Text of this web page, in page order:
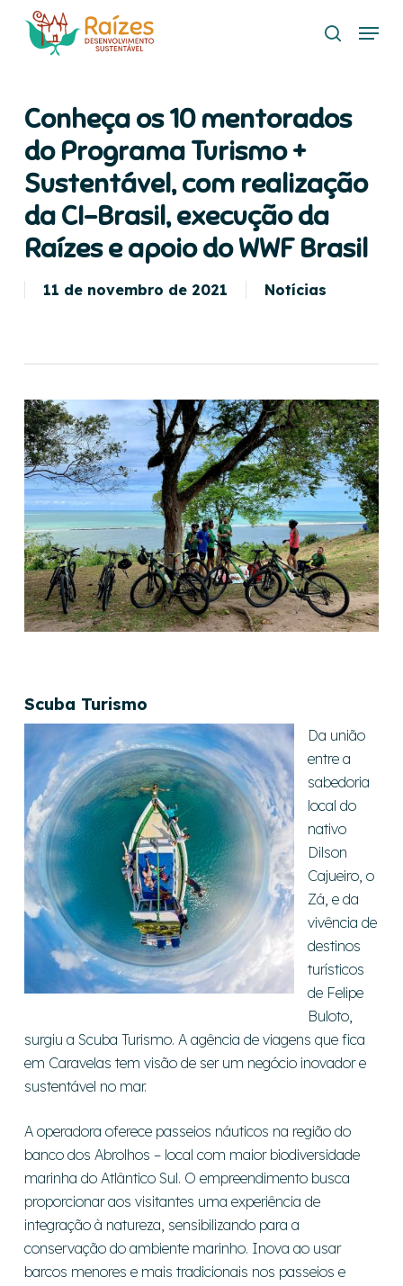
search
Menu
Conheça os 10 mentorados
do Programa Turismo +
Sustentável, com realização
da CI-Brasil, execução da
Raízes e apoio do WWF Brasil
11 de novembro de 2021 Notícias
Scuba Turismo
Da união
entre a
sabedoria
local do
nativo
Dilson
Cajueiro, o
Zá, e da
vivência de
destinos
turísticos
de Felipe
Buloto,
surgiu a Scuba Turismo. A agência de viagens que fica
em Caravelas tem visão de ser um negócio inovador e
sustentável no mar.
A operadora oferece passeios náuticos na região do
banco dos Abrolhos – local com maior biodiversidade
marinha do Atlântico Sul. O empreendimento busca
proporcionar aos visitantes uma experiência de
integração à natureza, sensibilizando para a
conservação do ambiente marinho. Inova ao usar
barcos menores e mais tradicionais nos passeios e